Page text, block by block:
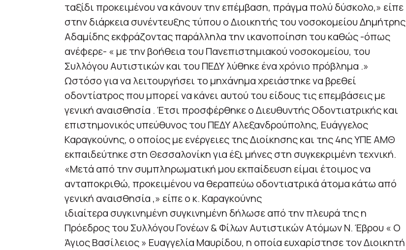
ταξίδι προκειμένου να κάνουν την επέμβαση, πράγμα πολύ δύσκολο,» είπε
στην διάρκεια συνέντευξης τύπου ο Διοικητής του νοσοκομείου Δημήτρης
Αδαμίδης εκφράζοντας παράλληλα την ικανοποίηση του καθώς -όπως
ανέφερε- « με την βοήθεια του Πανεπιστημιακού νοσοκομείου, του
Συλλόγου Αυτιστικών και του ΠΕΔΥ λύθηκε ένα χρόνιο πρόβλημα .»
Ωστόσο για να λειτουργήσει το μηχάνημα χρειάστηκε να βρεθεί
οδοντίατρος που μπορεί να κάνει αυτού του είδους τις επεμβάσεις με
γενική αναισθησία . Έτσι προσφέρθηκε ο Διευθυντής Οδοντιατρικής και
επιστημονικός υπεύθυνος του ΠΕΔΥ Αλεξανδρούπολης, Ευάγγελος
Καραγκούνης, ο οποίος με ενέργειες της Διοίκησης και της 4ης ΥΠΕ ΑΜΘ
εκπαιδεύτηκε στη Θεσσαλονίκη για έξι μήνες στη συγκεκριμένη τεχνική.
«Μετά από την συμπληρωματική μου εκπαίδευση είμαι έτοιμος να
ανταποκριθώ, προκειμένου να θεραπεύω οδοντιατρικά άτομα κάτω από
γενική αναισθησία ,» είπε ο κ. Καραγκούνης
ιδιαίτερα συγκινημένη συγκινημένη δήλωσε από την πλευρά της η
Πρόεδρος του Συλλόγου Γονέων & Φίλων Αυτιστικών Ατόμων Ν. Έβρου « Ο
Άγιος Βασίλειος » Ευαγγελία Μαυρίδου, η οποία ευχαρίστησε τον Διοικητή